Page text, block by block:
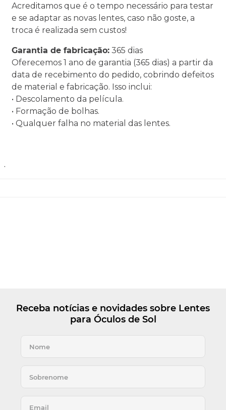
Acreditamos que é o tempo necessário para testar
e se adaptar as novas lentes, caso não goste, a
troca é realizada sem custos!
Garantia de fabricação: 365 dias
Oferecemos 1 ano de garantia (365 dias) a partir da
data de recebimento do pedido, cobrindo defeitos
de material e fabricação. Isso inclui:
• Descolamento da película.
• Formação de bolhas.
• Qualquer falha no material das lentes.
.
Receba notícias e novidades sobre Lentes
para Óculos de Sol